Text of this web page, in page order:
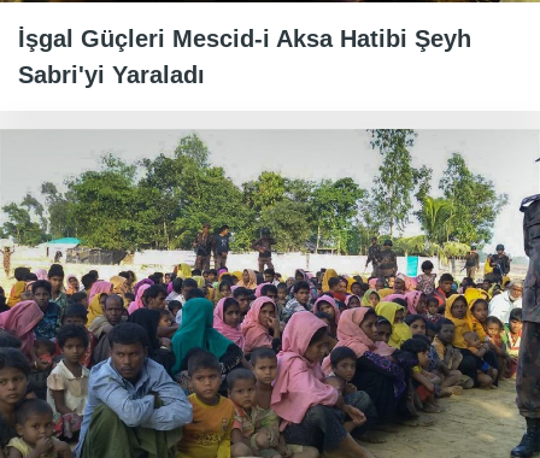
İşgal Güçleri Mescid-i Aksa Hatibi Şeyh
Sabri'yi Yaraladı